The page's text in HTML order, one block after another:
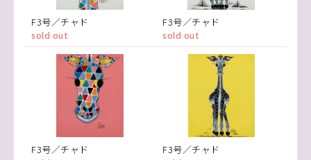
F3号／チャド
sold out
F3号／チャド
sold out
F3号／チャド F3号／チャド